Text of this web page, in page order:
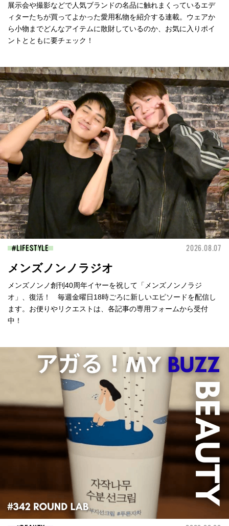
展示会や撮影などで人気ブランドの名品に触れまくっているエデ
ィターたちが買ってよかった愛用私物を紹介する連載。ウェアか
ら小物までどんなアイテムに散財しているのか、お気に入りポイ
ントとともに要チェック！
LIFESTYLE 2026.08.07
メンズノンノラジオ
メンズノンノ創刊40周年イヤーを祝して「メンズノンノラジ
オ」、復活！ 毎週金曜日18時ごろに新しいエピソードを配信し
ます。お便りやリクエストは、各記事の専用フォームから受付
中！